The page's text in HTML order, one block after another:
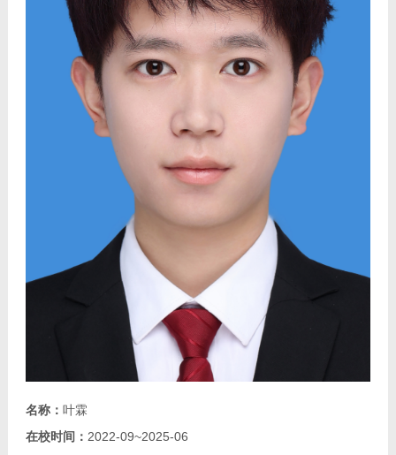
名称： 叶霖
在校时间： 2022-09~2025-06